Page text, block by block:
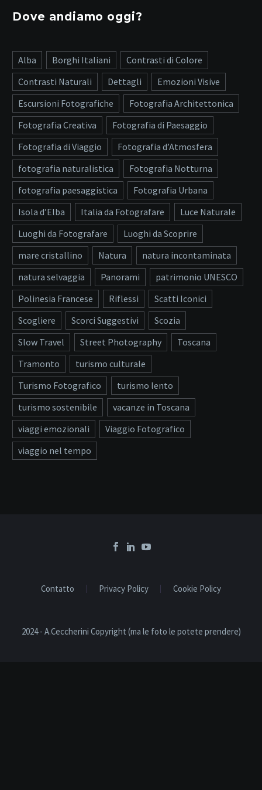
Dove andiamo oggi?
Alba Borghi Italiani
Contrasti di Colore
Contrasti Naturali
Dettagli
Emozioni Visive
Escursioni Fotografiche
Fotografia Architettonica
Fotografia Creativa
Fotografia di Paesaggio
Fotografia di Viaggio
Fotografia d’Atmosfera
fotografia naturalistica
Fotografia Notturna
fotografia paesaggistica
Fotografia Urbana
Isola d’Elba
Italia da Fotografare
Luce Naturale
Luoghi da Fotografare
Luoghi da Scoprire
mare cristallino
Natura
natura incontaminata
natura selvaggia
Panorami
patrimonio UNESCO
Polinesia Francese
Riflessi
Scatti Iconici
Scogliere
Scorci Suggestivi
Scozia
Slow Travel
Street Photography
Toscana
Tramonto
turismo culturale
Turismo Fotografico
turismo lento
turismo sostenibile
vacanze in Toscana
viaggi emozionali
Viaggio Fotografico
viaggio nel tempo
Contatto Privacy Policy Cookie Policy
2024 - A.Ceccherini Copyright (ma le foto le potete prendere)